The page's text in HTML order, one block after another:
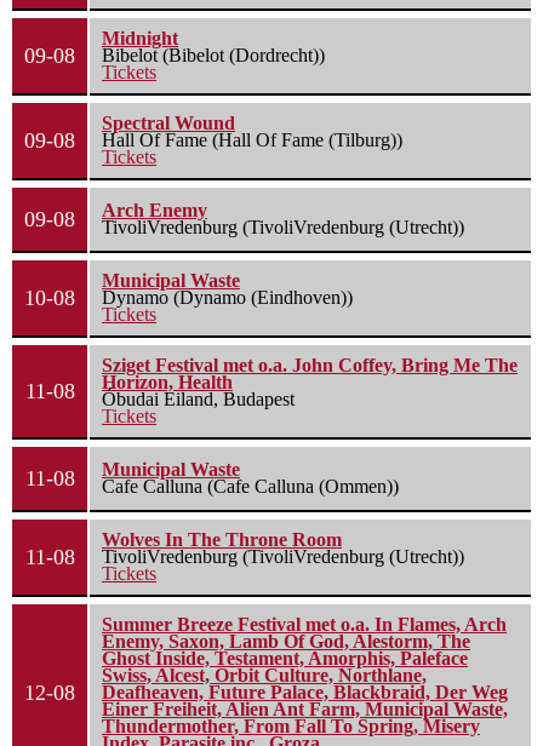
09-08
Midnight
Bibelot (Bibelot (Dordrecht))
Tickets
09-08
Spectral Wound
Hall Of Fame (Hall Of Fame (Tilburg))
Tickets
09-08
Arch Enemy
TivoliVredenburg (TivoliVredenburg (Utrecht))
10-08
Municipal Waste
Dynamo (Dynamo (Eindhoven))
Tickets
11-08
Sziget Festival met o.a. John Coffey, Bring Me The
Horizon, Health
Óbudai Eiland, Budapest
Tickets
11-08
Municipal Waste
Cafe Calluna (Cafe Calluna (Ommen))
11-08
Wolves In The Throne Room
TivoliVredenburg (TivoliVredenburg (Utrecht))
Tickets
12-08
Summer Breeze Festival met o.a. In Flames, Arch
Enemy, Saxon, Lamb Of God, Alestorm, The
Ghost Inside, Testament, Amorphis, Paleface
Swiss, Alcest, Orbit Culture, Northlane,
Deafheaven, Future Palace, Blackbraid, Der Weg
Einer Freiheit, Alien Ant Farm, Municipal Waste,
Thundermother, From Fall To Spring, Misery